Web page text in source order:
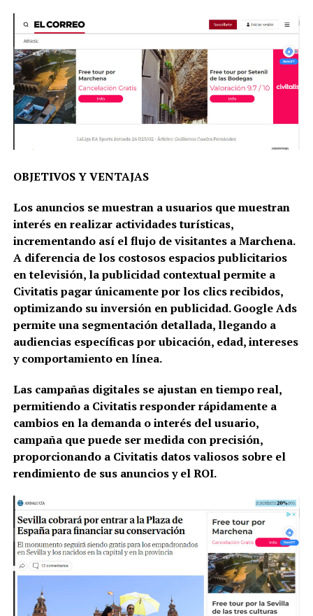
OBJETIVOS Y VENTAJAS
Los anuncios se muestran a usuarios que muestran
interés en realizar actividades turísticas,
incrementando así el flujo de visitantes a Marchena.
A diferencia de los costosos espacios publicitarios
en televisión, la publicidad contextual permite a
Civitatis pagar únicamente por los clics recibidos,
optimizando su inversión en publicidad. Google Ads
permite una segmentación detallada, llegando a
audiencias específicas por ubicación, edad, intereses
y comportamiento en línea.
Las campañas digitales se ajustan en tiempo real,
permitiendo a Civitatis responder rápidamente a
cambios en la demanda o interés del usuario,
campaña que puede ser medida con precisión,
proporcionando a Civitatis datos valiosos sobre el
rendimiento de sus anuncios y el ROI.